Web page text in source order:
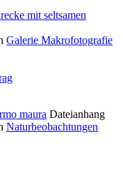
mit seltsamen
Galerie Makrofotografie
maura Dateianhang
Naturbeobachtungen